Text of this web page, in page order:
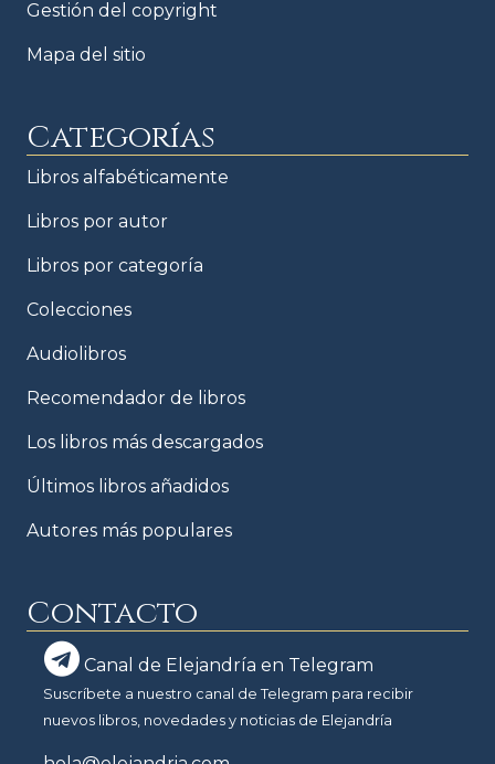
Gestión del copyright
Mapa del sitio
Categorías
Libros alfabéticamente
Libros por autor
Libros por categoría
Colecciones
Audiolibros
Recomendador de libros
Los libros más descargados
Últimos libros añadidos
Autores más populares
Contacto
Canal de Elejandría en Telegram
Suscríbete a nuestro canal de Telegram para recibir
nuevos libros, novedades y noticias de Elejandría